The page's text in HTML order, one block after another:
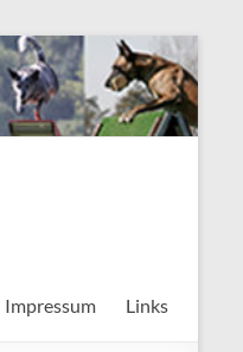
Impressum Links